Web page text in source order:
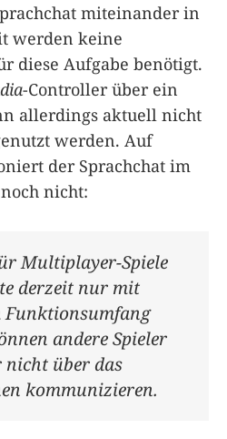
miteinander in
werden keine
diese Aufgabe benötigt.
-Controller über ein
allerdings aktuell nicht
werden. Auf
der Sprachchat im
nicht:
Multiplayer-Spiele
derzeit nur mit
Funktionsumfang
andere Spieler
über das
kommunizieren.